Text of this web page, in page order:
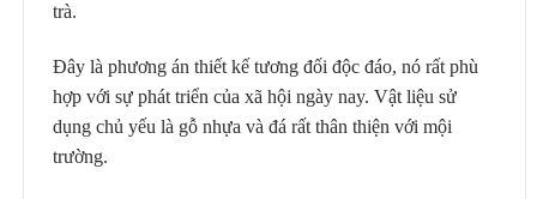
trà.
Đây là phương án thiết kế tương đối độc đáo, nó rất phù
hợp với sự phát triển của xã hội ngày nay. Vật liệu sử
dụng chủ yếu là gỗ nhựa và đá rất thân thiện với mội
trường.